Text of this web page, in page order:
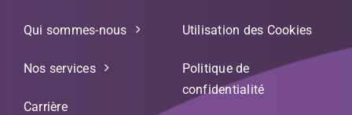
Qui sommes-nous
Nos services
Carrière
Utilisation des Cookies
Politique de
confidentialité